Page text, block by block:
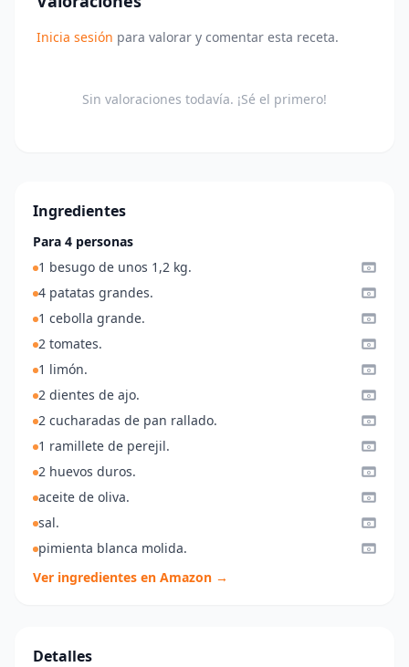
Inicia sesión para valorar y comentar esta receta.
Sin valoraciones todavía. ¡Sé el primero!
Ingredientes
Para 4 personas
1 besugo de unos 1,2 kg.
4 patatas grandes.
1 cebolla grande.
2 tomates.
1 limón.
2 dientes de ajo.
2 cucharadas de pan rallado.
1 ramillete de perejil.
2 huevos duros.
aceite de oliva.
sal.
pimienta blanca molida.
Ver ingredientes en Amazon →
Detalles